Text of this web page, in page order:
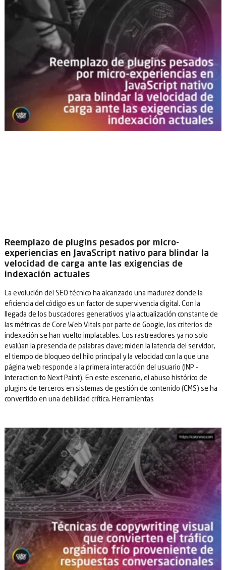
Reemplazo de plugins pesados por micro-
experiencias en JavaScript nativo para blindar la
velocidad de carga ante las exigencias de
indexación actuales
La evolución del SEO técnico ha alcanzado una madurez donde la
eficiencia del código es un factor de supervivencia digital. Con la
llegada de los buscadores generativos y la actualización constante de
las métricas de Core Web Vitals por parte de Google, los criterios de
indexación se han vuelto implacables. Los rastreadores ya no solo
evalúan la presencia de palabras clave; miden la latencia del servidor,
el tiempo de bloqueo del hilo principal y la velocidad con la que una
página web responde a la primera interacción del usuario (INP –
Interaction to Next Paint). En este escenario, el abuso histórico de
plugins de terceros en sistemas de gestión de contenido (CMS) se ha
convertido en una debilidad crítica. Herramientas